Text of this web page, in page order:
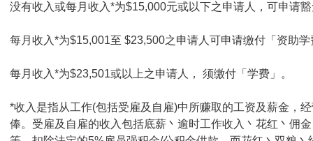
没有收入或每月收入*为$15,000元或以下之申请人，可申请
每月收入*为$15,001至 $23,500之申请人可申请缴付「资助学
每月收入*为$23,501或以上之申请人， 须缴付「学费」。
*收入是指从工作(包括受雇及自雇)中所赚取的工资及薪金，
俸。受雇及自雇的收入包括底薪丶逾时工作收入丶花红丶佣